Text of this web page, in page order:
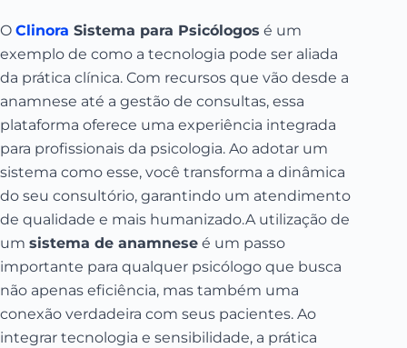
O Clinora Sistema para Psicólogos é um
exemplo de como a tecnologia pode ser aliada
da prática clínica. Com recursos que vão desde a
anamnese até a gestão de consultas, essa
plataforma oferece uma experiência integrada
para profissionais da psicologia. Ao adotar um
sistema como esse, você transforma a dinâmica
do seu consultório, garantindo um atendimento
de qualidade e mais humanizado.A utilização de
um sistema de anamnese é um passo
importante para qualquer psicólogo que busca
não apenas eficiência, mas também uma
conexão verdadeira com seus pacientes. Ao
integrar tecnologia e sensibilidade, a prática